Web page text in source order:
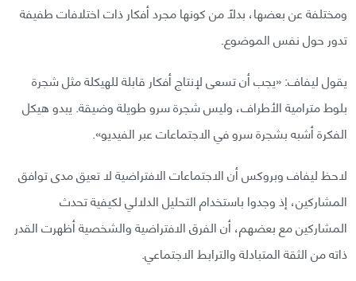
ومختلفة عن بعضها، بدلًا من كونها مجرد أفكار ذات اختلافات طفيفة
تدور حول نفس الموضوع.
يقول ليفاف: «يجب أن تسعى لإنتاج أفكار قابلة للهيكلة مثل شجرة
بلوط مترامية الأطراف، وليس شجرة سرو طويلة وضيقة. يبدو هيكل
الفكرة أشبه بشجرة سرو في الاجتماعات عبر الفيديو».
لاحظ ليفاف وبروكس أن الاجتماعات الافتراضية لا تعيق مدى توافق
المشاركين، إذ وجدوا باستخدام التحليل الدلالي لكيفية تحدث
المشاركين مع بعضهم، أن الفرق الافتراضية والشخصية أظهرت القدر
ذاته من الثقة المتبادلة والترابط الاجتماعي.